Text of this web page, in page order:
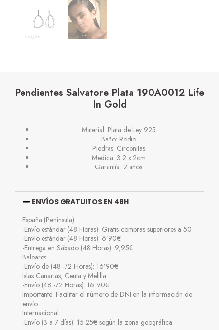
Pendientes Salvatore Plata 190A0012 Life
In Gold
Material: Plata de Ley 925.
Baño: Rodio.
Piedras: Circonitas.
Medida: 3.2 x 2cm.
Garantía: 2 años.
ENVÍOS GRATUITOS EN 48H
España (Península):
-Envío estándar (48 Horas): Gratis compras superiores a 50
-Envío estándar (48 Horas): 6’90€
-Entrega en Sábado (48 Horas): 9,95€
Baleares:
-Envío de (48 -72 Horas): 16’90€
Islas Canarias, Ceuta y Melilla:
-Envío (48 -72 Horas): 16’90€
Importante: Facilitar el número de DNI en la información de
envío.
Internacional:
-Envío (3 a 7 días): 15-25€ según la zona geográfica.